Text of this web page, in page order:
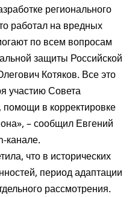
регионального
работал на вредных
по всем вопросам
защиты Российской
Котяков. Все это
участию Совета
в корректировке
– сообщил Евгений
канале.
что в исторических
период адаптации
рассмотрения.